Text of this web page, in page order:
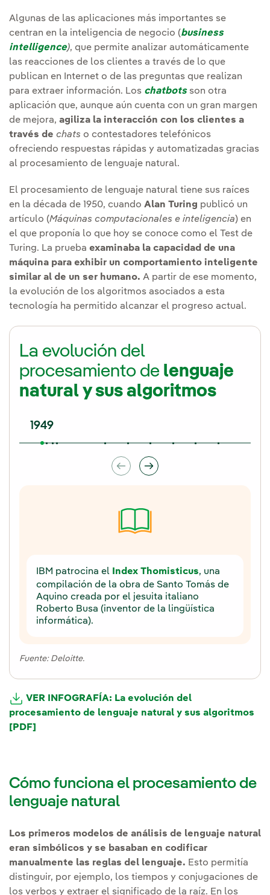
Algunas de las aplicaciones más importantes se
centran en la inteligencia de negocio (business
intelligence), que permite analizar automáticamente
las reacciones de los clientes a través de lo que
publican en Internet o de las preguntas que realizan
para extraer información. Los chatbotsson otra
aplicación que, aunque aún cuenta con un gran margen
de mejora, agiliza la interacción con los clientes a
través de chats o contestadores telefónicos
ofreciendo respuestas rápidas y automatizadas gracias
al procesamiento de lenguaje natural.
El procesamiento de lenguaje natural tiene sus raíces
en la década de 1950, cuando Alan Turing publicó un
artículo (Máquinas computacionales e inteligencia) en
el que proponía lo que hoy se conoce como el Test de
Turing. La prueba examinaba la capacidad de una
máquina para exhibir un comportamiento inteligente
similar al de un ser humano. A partir de ese momento,
la evolución de los algoritmos asociados a esta
tecnología ha permitido alcanzar el progreso actual.
La evolución del
procesamiento de lenguaje
natural y sus algoritmos
1949
IBM patrocina el Index Thomisticus, una
compilación de la obra de Santo Tomás de
Aquino creada por el jesuita italiano
Roberto Busa (inventor de la lingüística
informática).
Fuente: Deloitte.
VER INFOGRAFÍA: La evolución del
procesamiento de lenguaje natural y sus algoritmos
[PDF]
Cómo funciona el procesamiento de
lenguaje natural
Los primeros modelos de análisis de lenguaje natural
eran simbólicos y se basaban en codificar
manualmente las reglas del lenguaje. Esto permitía
distinguir, por ejemplo, los tiempos y conjugaciones de
los verbos y extraer el significado de la raíz. En los